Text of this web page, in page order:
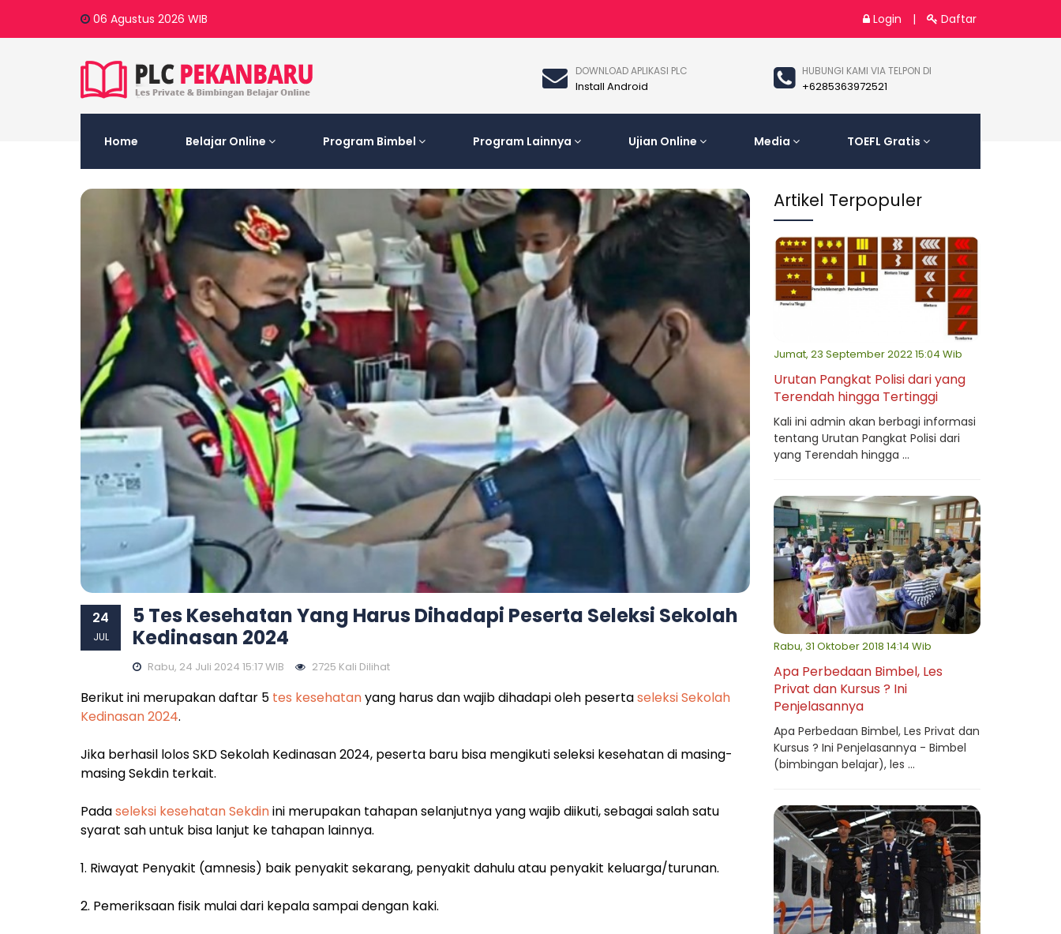
06 Agustus 2026 WIB Login | Daftar
HUBUNGI KAMI VIA TELPON DI
+6285363972521
DOWNLOAD APLIKASI PLC
Install Android
Home Belajar Online Program Bimbel Program Lainnya Ujian Online Media TOEFL Gratis
24
JUL
5 Tes Kesehatan Yang Harus Dihadapi Peserta Seleksi Sekolah
Kedinasan 2024
Rabu, 24 Juli 2024 15:17 WIB 2725 Kali Dilihat
Berikut ini merupakan daftar 5 tes kesehatanyang harus dan wajib dihadapi oleh pesertaseleksi Sekolah
Kedinasan 2024.
Jika berhasil lolos SKD Sekolah Kedinasan 2024, peserta baru bisa mengikuti seleksi kesehatan di masing-
masing Sekdin terkait.
Padaseleksi kesehatan Sekdinini merupakan tahapan selanjutnya yang wajib diikuti, sebagai salah satu
syarat sah untuk bisa lanjut ke tahapan lainnya.
1. Riwayat Penyakit (amnesis) baik penyakit sekarang, penyakit dahulu atau penyakit keluarga/turunan.
2. Pemeriksaan fisik mulai dari kepala sampai dengan kaki.
Artikel Terpopuler
Jumat, 23 September 2022 15:04 Wib
Urutan Pangkat Polisi dari yang
Terendah hingga Tertinggi
Kali ini admin akan berbagi informasi
tentang Urutan Pangkat Polisi dari
yang Terendah hingga ...
Rabu, 31 Oktober 2018 14:14 Wib
Apa Perbedaan Bimbel, Les
Privat dan Kursus ? Ini
Penjelasannya
Apa Perbedaan Bimbel, Les Privat dan
Kursus ? Ini Penjelasannya - Bimbel
(bimbingan belajar), les ...